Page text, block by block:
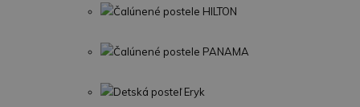
Čalúnené postele HILTON
Čalúnené postele PANAMA
Detská posteľ Eryk